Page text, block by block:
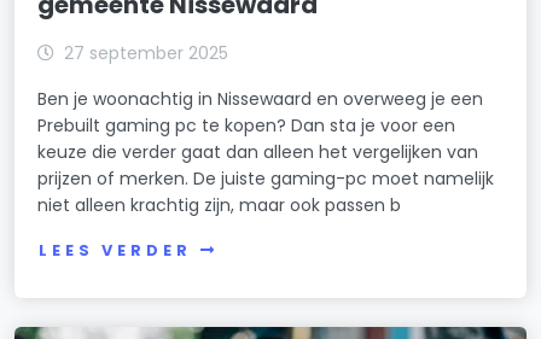
27 september 2025
Ben je woonachtig in Nissewaard en overweeg je een
Prebuilt gaming pc te kopen? Dan sta je voor een
keuze die verder gaat dan alleen het vergelijken van
prijzen of merken. De juiste gaming-pc moet namelijk
niet alleen krachtig zijn, maar ook passen b
LEES VERDER